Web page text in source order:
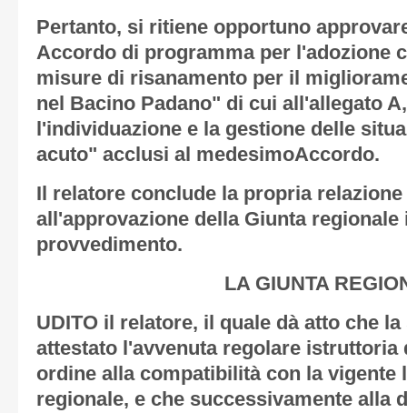
Pertanto, si ritiene opportuno
Accordo di programma per l'adozione
misure di risanamento per il
nel Bacino Padano" di cui all'allegato
l'individuazione e la gestione delle
acuto" acclusi al medesimoAccordo.
Il relatore conclude la propria
all'approvazione della Giunta regionale
provvedimento.
LA GIUNTA
UDITO il relatore, il quale dà atto che
attestato l'avvenuta regolare istruttoria
ordine alla compatibilità con la vigente
regionale, e che successivamente alla